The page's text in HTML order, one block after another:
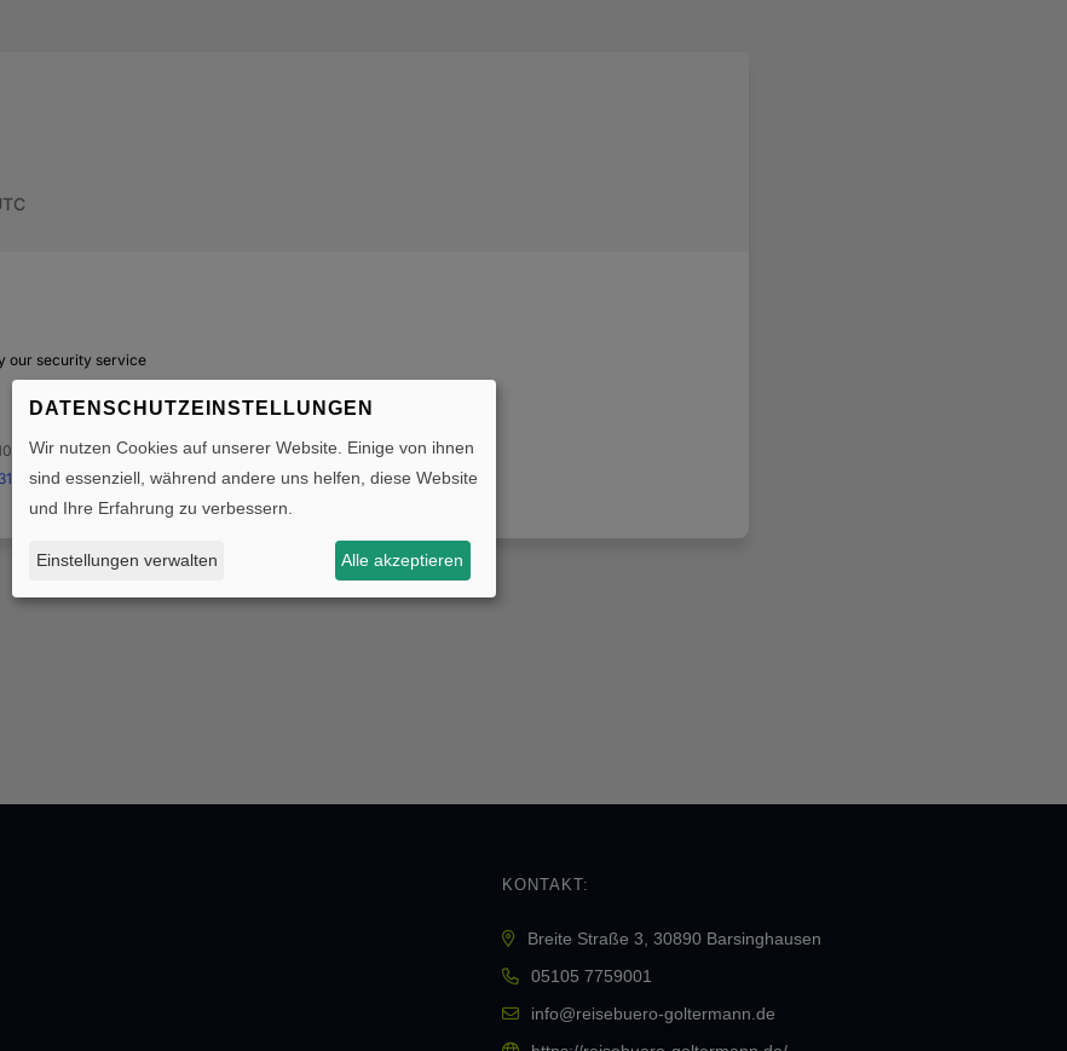
KONTAKT:
Breite Straße 3, 30890 Barsinghausen
05105 7759001
info@reisebuero-goltermann.de
DATENSCHUTZEINSTELLUNGEN
Wir nutzen Cookies auf unserer Website. Einige von ihnen
sind essenziell, während andere uns helfen, diese Website
und Ihre Erfahrung zu verbessern.
Einstellungen verwalten Alle akzeptieren